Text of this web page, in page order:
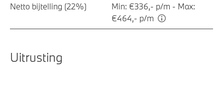
Netto bijtelling (22%)
Min: €336,- p/m - Max:
€464,- p/m
Uitrusting